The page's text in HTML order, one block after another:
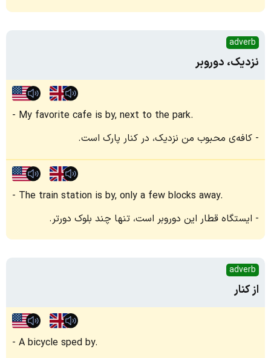
adverb
نزدیک، دوروبر
My favorite cafe is by, next to the park.
کافه‌ی محبوب من نزدیک، در کنار پارک است.
The train station is by, only a few blocks away.
ایستگاه قطار این دوروبر است، تنها چند بلوک دورتر.
adverb
از کنار
A bicycle sped by.